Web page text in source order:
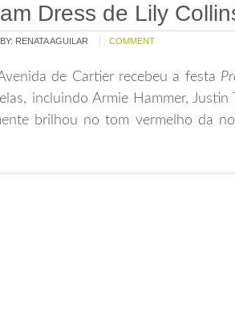
Dress de Lily
BY: RENATA AGUILAR COMMENT
de Cartier recebeu a festa
incluindo Armie Hammer, Justin
brilhou no tom vermelho da